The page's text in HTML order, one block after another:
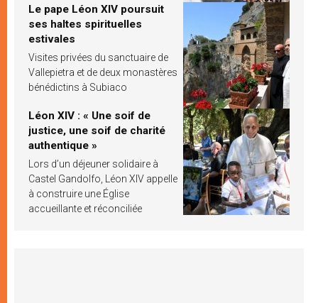
Le pape Léon XIV poursuit
ses haltes spirituelles
estivales
Visites privées du sanctuaire de
Vallepietra et de deux monastères
bénédictins à Subiaco
Léon XIV : « Une soif de
justice, une soif de charité
authentique »
Lors d’un déjeuner solidaire à
Castel Gandolfo, Léon XIV appelle
à construire une Église
accueillante et réconciliée